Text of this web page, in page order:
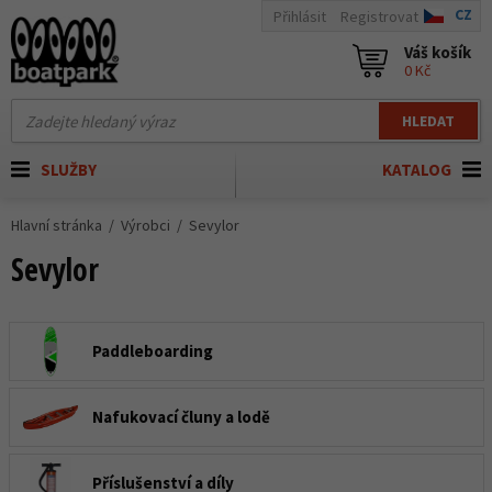
HLEDAT
Přihlásit Registrovat CZ
Váš košík
0 Kč
KATALOG
SLUŽBY
Hlavní stránka Výrobci Sevylor
Sevylor
Paddleboarding
Nafukovací čluny a lodě
Příslušenství a díly